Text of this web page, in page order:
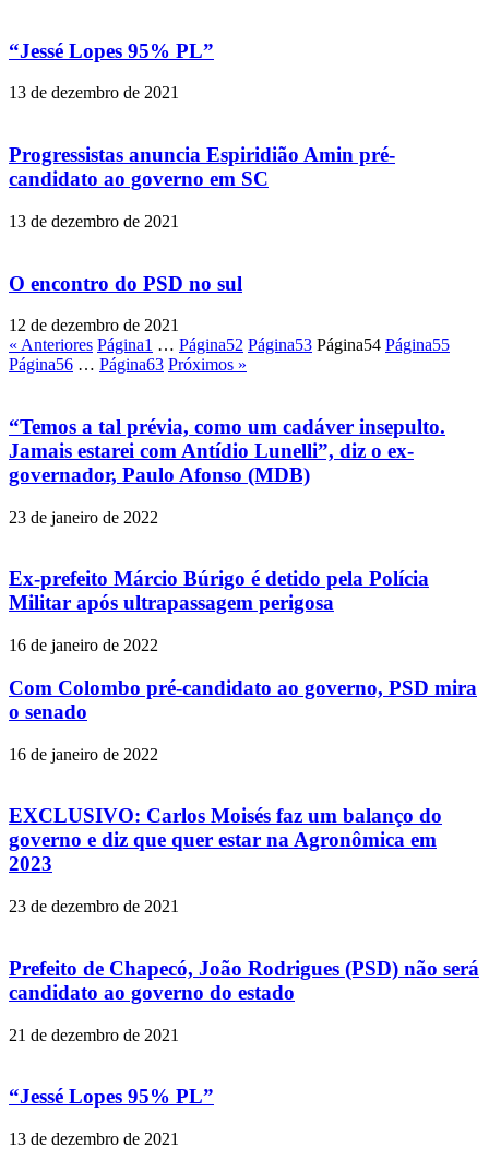
“Jessé Lopes 95% PL”
13 de dezembro de 2021
Progressistas anuncia Espiridião Amin pré-
candidato ao governo em SC
13 de dezembro de 2021
O encontro do PSD no sul
12 de dezembro de 2021
« Anteriores Página1 … Página52 Página53 Página54 Página55
Página56 … Página63 Próximos »
“Temos a tal prévia, como um cadáver insepulto.
Jamais estarei com Antídio Lunelli”, diz o ex-
governador, Paulo Afonso (MDB)
23 de janeiro de 2022
Ex-prefeito Márcio Búrigo é detido pela Polícia
Militar após ultrapassagem perigosa
16 de janeiro de 2022
Com Colombo pré-candidato ao governo, PSD mira
o senado
16 de janeiro de 2022
EXCLUSIVO: Carlos Moisés faz um balanço do
governo e diz que quer estar na Agronômica em
2023
23 de dezembro de 2021
Prefeito de Chapecó, João Rodrigues (PSD) não será
candidato ao governo do estado
21 de dezembro de 2021
“Jessé Lopes 95% PL”
13 de dezembro de 2021